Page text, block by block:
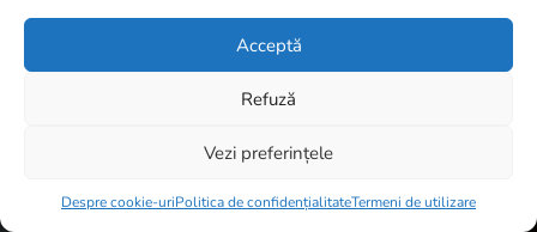
Acceptă
Refuză
Vezi preferințele
Despre cookie-uriPolitica de confidențialitateTermeni de utilizare
0 items -0,00lei